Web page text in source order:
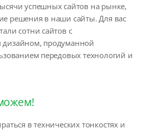
успешных сайтов на рынке,
решения в наши сайты. Для вас
сотни сайтов с
продуманной
передовых технологий и
в технических тонкостях и